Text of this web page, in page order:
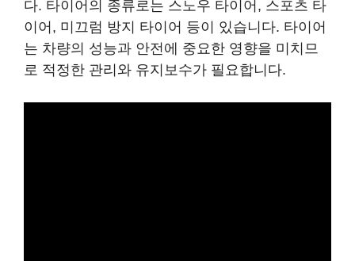
다. 타이어의 종류로는 스노우 타이어, 스포츠 타
이어, 미끄럼 방지 타이어 등이 있습니다. 타이어
는 차량의 성능과 안전에 중요한 영향을 미치므
로 적정한 관리와 유지보수가 필요합니다.